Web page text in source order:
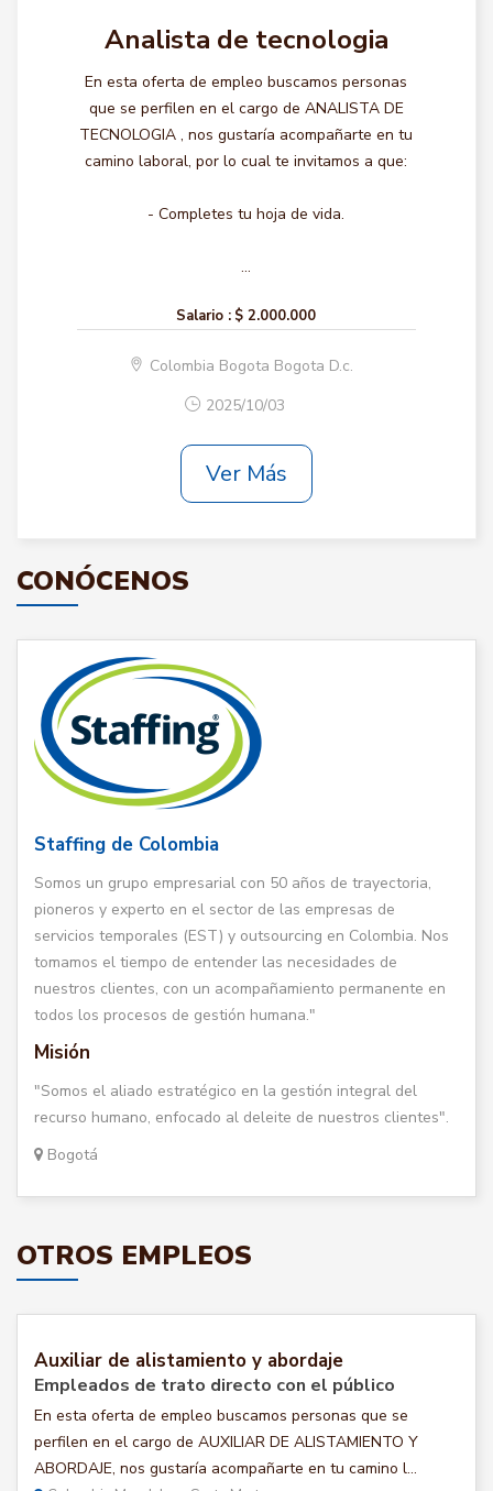
Analista de tecnologia
En esta oferta de empleo buscamos personas
que se perfilen en el cargo de ANALISTA DE
TECNOLOGIA , nos gustaría acompañarte en tu
camino laboral, por lo cual te invitamos a que:
- Completes tu hoja de vida.
...
Salario : $ 2.000.000
Colombia Bogota Bogota D.c.
2025/10/03
Ver Más
CONÓCENOS
Staffing de Colombia
Somos un grupo empresarial con 50 años de trayectoria,
pioneros y experto en el sector de las empresas de
servicios temporales (EST) y outsourcing en Colombia. Nos
tomamos el tiempo de entender las necesidades de
nuestros clientes, con un acompañamiento permanente en
todos los procesos de gestión humana."
Misión
"Somos el aliado estratégico en la gestión integral del
recurso humano, enfocado al deleite de nuestros clientes".
Bogotá
OTROS EMPLEOS
Auxiliar de alistamiento y abordaje
Empleados de trato directo con el público
En esta oferta de empleo buscamos personas que se
perfilen en el cargo de AUXILIAR DE ALISTAMIENTO Y
ABORDAJE, nos gustaría acompañarte en tu camino l...